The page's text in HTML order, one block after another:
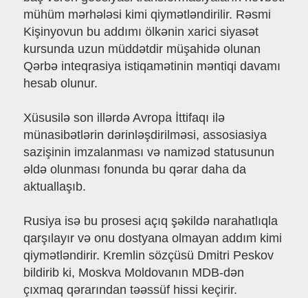
mühüm mərhələsi kimi qiymətləndirilir. Rəsmi
Kişinyovun bu addımı ölkənin xarici siyasət
kursunda uzun müddətdir müşahidə olunan
Qərbə inteqrasiya istiqamətinin məntiqi davamı
hesab olunur.
Xüsusilə son illərdə Avropa İttifaqı ilə
münasibətlərin dərinləşdirilməsi, assosiasiya
sazişinin imzalanması və namizəd statusunun
əldə olunması fonunda bu qərar daha da
aktuallaşıb.
Rusiya isə bu prosesi açıq şəkildə narahatlıqla
qarşılayır və onu dostyana olmayan addım kimi
qiymətləndirir. Kremlin sözçüsü Dmitri Peskov
bildirib ki, Moskva Moldovanın MDB-dən
çıxmaq qərarından təəssüf hissi keçirir.